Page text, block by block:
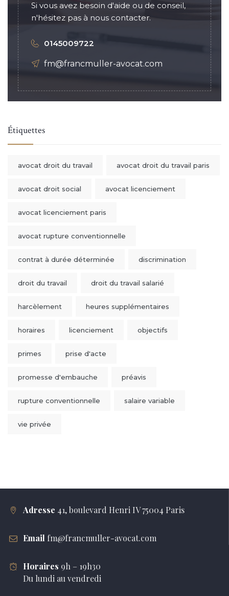
Si vous avez besoin d'aide ou de conseil,
n'hésitez pas à nous contacter.
0145009722
fm@francmuller-avocat.com
Étiquettes
avocat droit du travail avocat droit du travail paris
avocat droit social avocat licenciement
avocat licenciement paris
avocat rupture conventionnelle
contrat à durée déterminée discrimination
droit du travail droit du travail salarié
harcèlement heures supplémentaires
horaires licenciement objectifs
primes prise d'acte
promesse d'embauche préavis
rupture conventionnelle salaire variable
vie privée
Adresse 41, boulevard Henri IV 75004 Paris
Email fm@francmuller-avocat.com
Horaires 9h – 19h30
Du lundi au vendredi